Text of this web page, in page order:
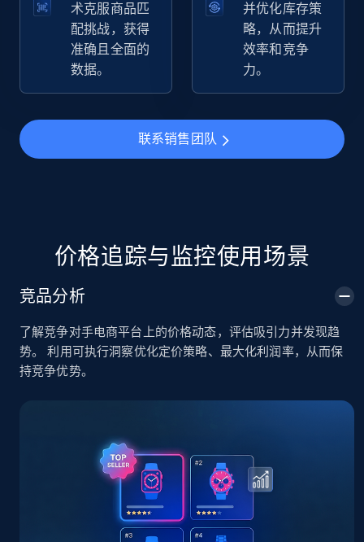
Walmart - products - Discover products by
using sku numbers
URL, Final price, Sku, Currency, Gtin,
Specifications, Image urls, Top reviews, and
URL, Title, Available, Description, Currency, Initial
TikTok Shop - category
price, Final price, Discount percent, and more.
667+ 立即开始
术克服商品匹
配挑战，获得
准确且全面的
数据。
并优化库存策
略，从而提升
效率和竞争
力。
联系销售团队
价格追踪与监控使用场景
竞品分析
了解竞争对手电商平台上的价格动态，评估吸引力并发现趋
势。 利用可执行洞察优化定价策略、最大化利润率，从而保
持竞争优势。